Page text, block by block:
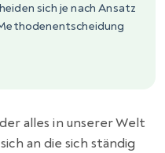
sich je nach Ansatz
alles in unserer Welt
an die sich ständig